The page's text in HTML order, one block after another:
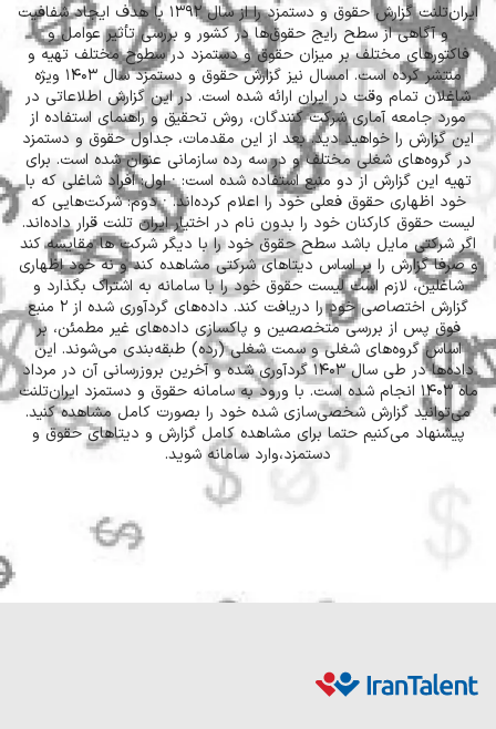
ایران‌تلنت گزارش حقوق و دستمزد را از سال 1392 با هدف ایجاد شفافیت
از سطح رایج حقوق‌ها در کشور و بررسی تأثیر عوامل و
مختلف بر میزان حقوق و دستمزد در سطوح مختلف تهیه و
منتشر کرده است. امسال نیز گزارش حقوق و دستمزد سال 1403 ویژه
تمام وقت در ایران ارائه شده است. در این گزارش اطلاعاتی در
آماری شرکت کنندگان، روش تحقیق و راهنمای استفاده از
را خواهید دید. بعد از این مقدمات، جداول حقوق و دستمزد
شغلی مختلف و در سه رده سازمانی عنوان شده است. برای
گزارش از دو منبع استفاده شده است: · اول: افراد شاغلی که با
حقوق فعلی خود را اعلام کرده‌اند. · دوم: شرکت‌هایی که
کارکنان خود را بدون نام در اختیار ایران تلنت قرار داده‌اند.
مایل باشد سطح حقوق خود را با دیگر شرکت ها مقایسه کند
را بر اساس دیتاهای شرکتی مشاهده کند و نه خود اظهاری
لازم است لیست حقوق خود را با سامانه به اشتراک بگذارد و
گزارش اختصاصی خود را دریافت کند. داده‌های گردآوری شده از ۲ منبع
از بررسی متخصصین و پاکسازی داده‌های غیر مطمئن، بر
گروه‌های شغلی و سمت شغلی (رده) طبقه‌بندی می‌شوند. این
داده‌ها در طی سال 1403 گردآوری شده و آخرین بروزرسانی آن در مرداد
ماه ۱۴۰۳ انجام شده است. با ورود به سامانه حقوق و دستمزد ایران‌تلنت
گزارش شخصی‌سازی شده خود را بصورت کامل مشاهده کنید.
می‌کنیم حتما برای مشاهده کامل گزارش و دیتاهای حقوق و
دستمزد،‌وارد سامانه شوید.